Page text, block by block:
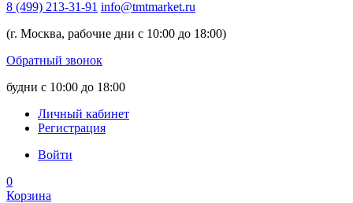
8 (499) 213-31-91 info@tmtmarket.ru
(г. Москва, рабочие дни с 10:00 до 18:00)
Обратный звонок
будни с 10:00 до 18:00
Личный кабинет
Регистрация
Войти
0
Корзина